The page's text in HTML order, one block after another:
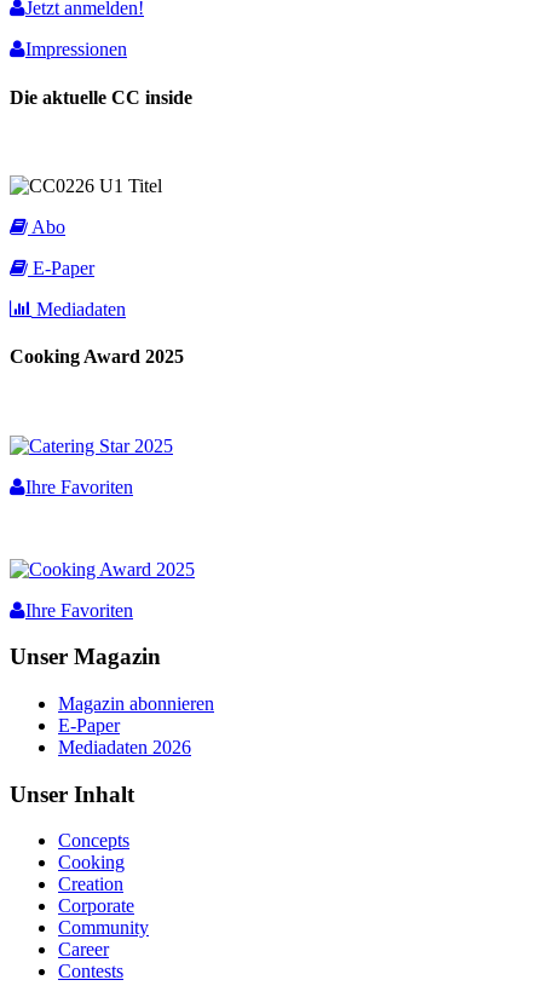
Jetzt anmelden!
Impressionen
Die aktuelle CC inside
Abo
E-Paper
Mediadaten
Cooking Award 2025
Ihre Favoriten
Ihre Favoriten
Unser Magazin
Magazin abonnieren
E-Paper
Mediadaten 2026
Unser Inhalt
Concepts
Cooking
Creation
Corporate
Community
Career
Contests